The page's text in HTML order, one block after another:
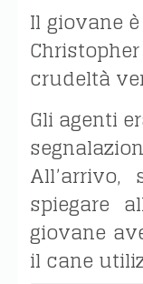
Il giovane
crudeltà
Gli agenti
spiegare
giovane
il cane